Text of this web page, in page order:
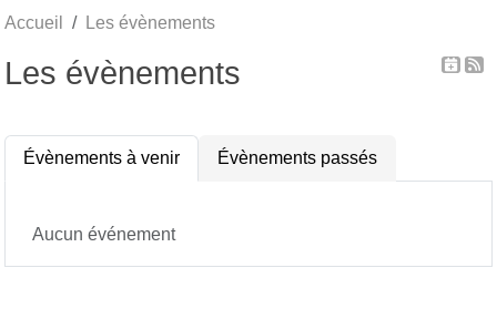
Accueil Les évènements
Les évènements
Évènements à venir Évènements passés
Aucun événement